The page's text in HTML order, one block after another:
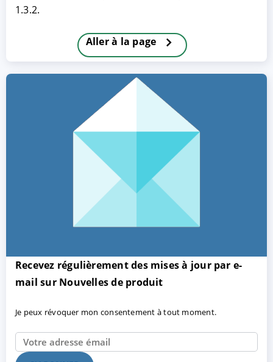
1.3.2.
Aller à la page
Recevez régulièrement des mises à jour par e-
mail sur Nouvelles de produit
Je peux révoquer mon consentement à tout moment.
|Protection des données